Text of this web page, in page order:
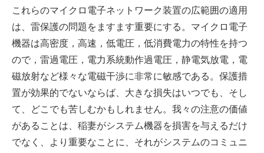
これらのマイクロ電子ネットワーク装置の広範囲の適用
は、雷保護の問題をますます重要にする。マイクロ電子
機器は高密度，高速，低電圧，低消費電力の特性を持つ
ので，雷過電圧，電力系統動作過電圧，静電気放電，電
磁放射など様々な電磁干渉に非常に敏感である。保護措
置が効果的でないならば、大きな損失はいつでも、そし
て、どこでも苦しむかもしれません。我々の注意の価値
があることは、稲妻がシステム機器を損害を与えるだけ
でなく、より重要なことに、それがシステムのコミュニ